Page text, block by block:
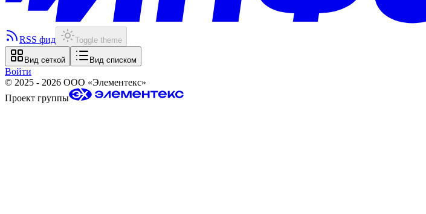
RSS фид Toggle theme
Вид сеткой Вид списком
Войти
© 2025 - 2026 ООО «Элементекс»
Проект группы